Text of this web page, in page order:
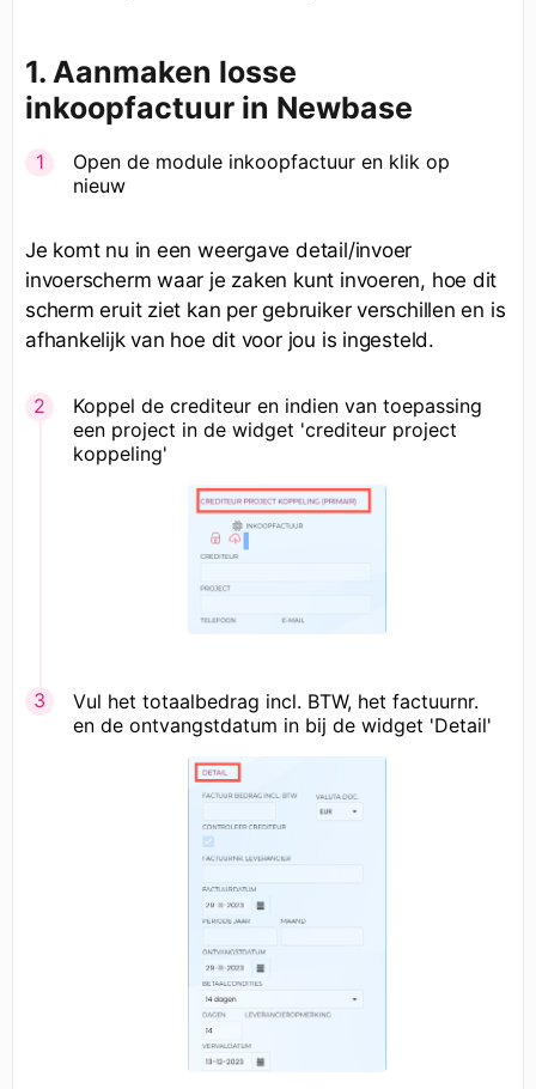
1. Aanmaken losse
inkoopfactuur in Newbase
Open de module inkoopfactuur en klik op
nieuw
Je komt nu in een weergave detail/invoer
invoerscherm waar je zaken kunt invoeren, hoe dit
scherm eruit ziet kan per gebruiker verschillen en is
afhankelijk van hoe dit voor jou is ingesteld.
Koppel de crediteur en indien van toepassing
een project in de widget 'crediteur project
koppeling'
Vul het totaalbedrag incl. BTW, het factuurnr.
en de ontvangstdatum in bij de widget 'Detail'